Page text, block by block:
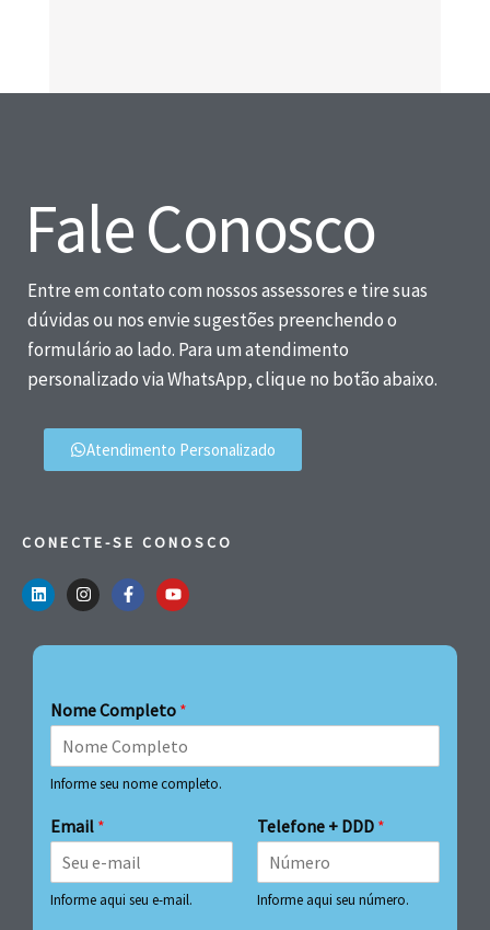
Fale Conosco
Entre em contato com nossos assessores e tire suas
dúvidas ou nos envie sugestões preenchendo o
formulário ao lado. Para um atendimento
personalizado via WhatsApp, clique no botão abaixo.
Atendimento Personalizado
CONECTE-SE CONOSCO
Nome Completo *
Informe seu nome completo.
Email *
Informe aqui seu e-mail.
Telefone + DDD *
Informe aqui seu número.